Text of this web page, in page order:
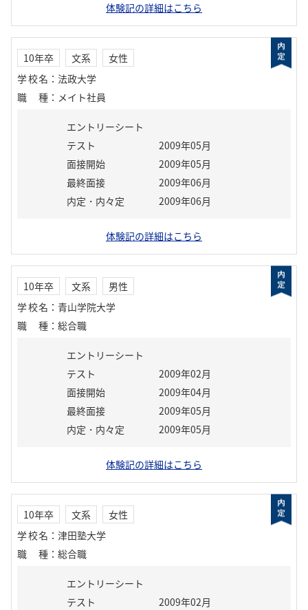
体験記の詳細はこちら
10年卒 文系
女性
学校名 ： 法政大学
職種 ： メイト社員
エントリーシート
テスト
2009年05月
面接開始
2009年05月
最終面接
2009年06月
内定・内々定
2009年06月
体験記の詳細はこちら
10年卒 文系
男性
学校名 ： 青山学院大学
職種 ： 総合職
エントリーシート
テスト
2009年02月
面接開始
2009年04月
最終面接
2009年05月
内定・内々定
2009年05月
体験記の詳細はこちら
10年卒 文系
女性
学校名 ： 津田塾大学
職種 ： 総合職
エントリーシート
テスト
2009年02月